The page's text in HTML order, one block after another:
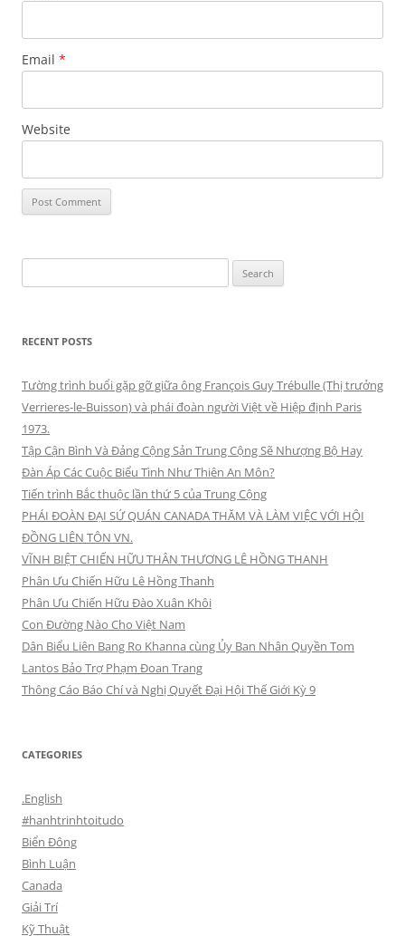
Email *
Website
for:
RECENT POSTS
Tường trình buổi gặp gỡ giữa ông François Guy Trébulle (Thị trưởng
Verrieres-le-Buisson) và phái đoàn người Việt về Hiệp định Paris
1973.
Tập Cận Bình Và Đảng Cộng Sản Trung Cộng Sẽ Nhượng Bộ Hay
Đàn Áp Các Cuộc Biểu Tình Như Thiên An Môn?
Tiến trình Bắc thuộc lần thứ 5 của Trung Cộng
PHÁI ĐOÀN ĐẠI SỨ QUÁN CANADA THĂM VÀ LÀM VIỆC VỚI HỘI
ĐỒNG LIÊN TÔN VN.
VĨNH BIỆT CHIẾN HỮU THÂN THƯƠNG LÊ HỒNG THANH
Phân Ưu Chiến Hữu Lê Hồng Thanh
Phân Ưu Chiến Hữu Đào Xuân Khôi
Con Đường Nào Cho Việt Nam
Dân Biểu Liên Bang Ro Khanna cùng Ủy Ban Nhân Quyền Tom
Lantos Bảo Trợ Phạm Đoan Trang
Thông Cáo Báo Chí và Nghị Quyết Đại Hội Thế Giới Kỳ 9
CATEGORIES
.English
#hanhtrinhtoitudo
Biển Đông
Bình Luận
Canada
Giải Trí
Kỹ Thuật